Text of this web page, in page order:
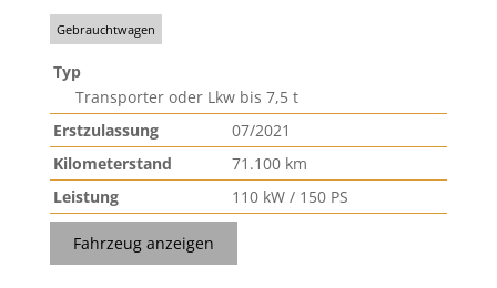
Gebrauchtwagen
Typ
Transporter oder Lkw bis 7,5 t
Erstzulassung
07/2021
Kilometerstand
71.100 km
Leistung
110 kW / 150 PS
Fahrzeug anzeigen